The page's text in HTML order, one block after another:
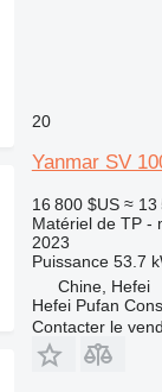
20
Yanmar SV
16 800 $US ≈ 13
Matériel de TP -
2023
Puissance 53.7
Chine, Hefei
Hefei Pufan
Contacter le